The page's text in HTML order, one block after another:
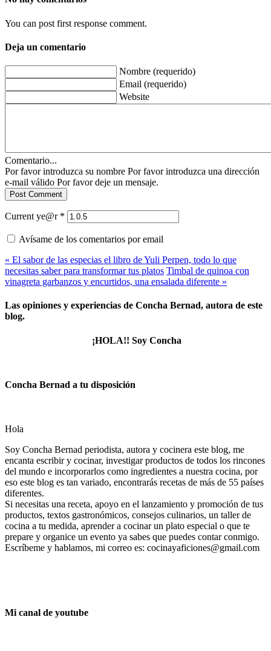
You can post first response comment.
Deja un comentario
Nombre (requerido)
Email (requerido)
Website
Comentario...
Por favor introduzca su nombre Por favor introduzca una dirección
e-mail válido Por favor deje un mensaje.
Current ye@r *
Avísame de los comentarios por email
« El sabor de las especias el libro de Yuli Perpen, todo lo que
necesitas saber para transformar tus platos Timbal de quinoa con
vinagreta garbanzos y encurtidos, una ensalada diferente »
Las opiniones y experiencias de Concha Bernad, autora de este
blog.
¡HOLA!! Soy Concha
Concha Bernad a tu disposición
Hola
Soy Concha Bernad periodista, autora y cocinera este blog, me
encanta escribir y cocinar, investigar productos de todos los rincones
del mundo e incorporarlos como ingredientes a nuestra cocina, por
eso este blog es tan variado, encontrarás recetas de más de 55 países
diferentes.
Si necesitas una receta, apoyo en el lanzamiento y promoción de tus
productos, textos gastronómicos, consejos culinarios, un taller de
cocina a tu medida, aprender a cocinar un plato especial o que te
prepare y organice un evento ya sabes que puedes contar conmigo.
Escríbeme y hablamos, mi correo es: cocinayaficiones@gmail.com
Mi canal de youtube